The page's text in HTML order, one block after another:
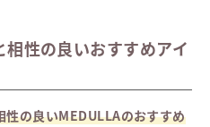
性の良いおすすめアイ
性の良いMEDULLAのおすすめ